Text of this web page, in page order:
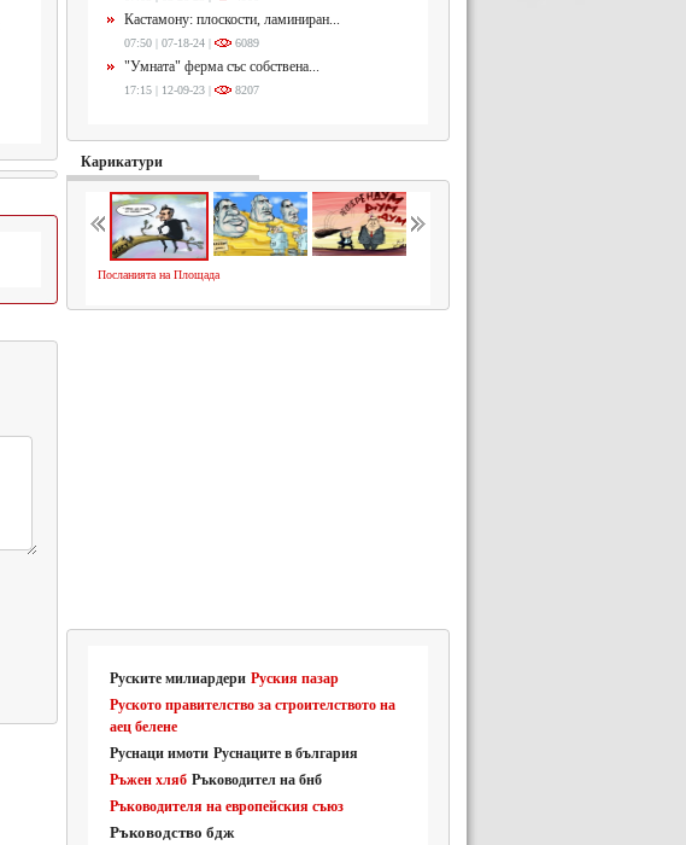
Кастамону: плоскости, ламиниран...
07:50 | 07-18-24 | 6089
"Умната" ферма със собствена...
17:15 | 12-09-23 | 8207
Карикатури
Посланията на Площада
Руските милиардери Руския пазар
Руското правителство за строителството на
аец белене
Руснаци имоти Руснаците в българия
Ръжен хляб Ръководител на бнб
Ръководителя на европейския съюз
Ръководство бдж